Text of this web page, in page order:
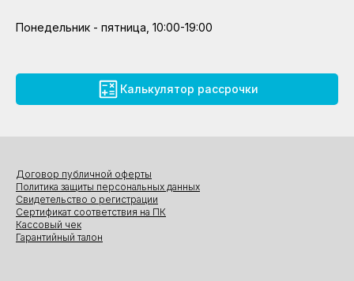
Понедельник - пятница, 10:00-19:00
Калькулятор рассрочки
Договор публичной оферты
Политика защиты персональных данных
Свидетельство о регистрации
Сертификат соответствия на ПК
Кассовый чек
Гарантийный талон